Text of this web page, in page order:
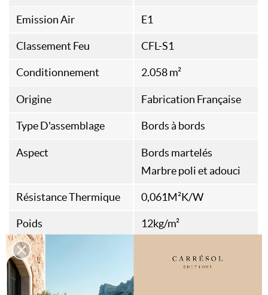
Emission Air E1
Classement Feu CFL-S1
Conditionnement 2.058 m²
Origine Fabrication Française
Type D'assemblage Bords à bords
Aspect
Bords martelés
Marbre poli et adouci
Résistance Thermique 0,061M²K/W
Poids 12kg/m²
Style
Contemporain